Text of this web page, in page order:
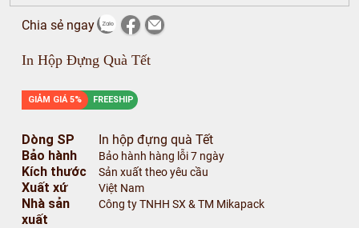
Chia sẻ ngay
In Hộp Đựng Quà Tết
GIẢM GIÁ 5% FREESHIP
Dòng SP
Bảo hành
Kích thước
Xuất xứ
Nhà sản
xuất
In hộp đựng quà Tết
Bảo hành hàng lỗi 7 ngày
Sản xuất theo yêu cầu
Việt Nam
Công ty TNHH SX & TM Mikapack